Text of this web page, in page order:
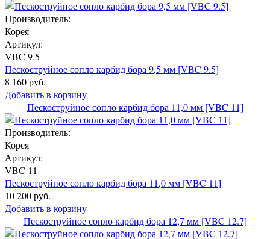
Производитель:
Корея
Артикул:
VBC 9.5
Пескоструйное сопло карбид бора 9,5 мм [VBC 9.5]
8 160 руб.
Добавить в корзину
Пескоструйное сопло карбид бора 11,0 мм [VBC 11]
Производитель:
Корея
Артикул:
VBC 11
Пескоструйное сопло карбид бора 11,0 мм [VBC 11]
10 200 руб.
Добавить в корзину
Пескоструйное сопло карбид бора 12,7 мм [VBC 12.7]